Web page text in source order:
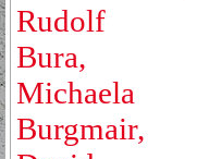
Rudolf
Bura,
Michaela
Burgmair,